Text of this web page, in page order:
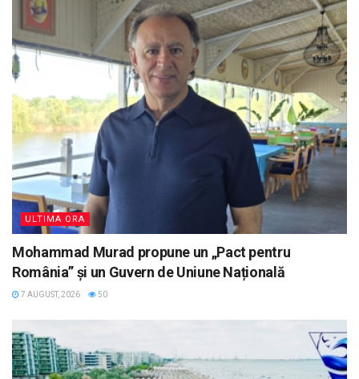
ULTIMA ORA
Mohammad Murad propune un „Pact pentru
România” și un Guvern de Uniune Națională
7 AUGUST, 2026 50